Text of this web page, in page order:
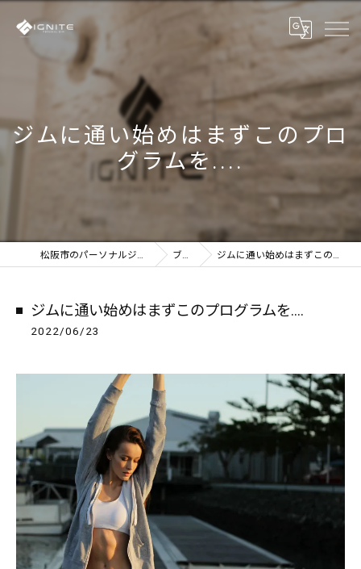
ジムに通い始めはまずこのプロ
グラムを....
松阪市のパーソナルジムならIGNITE ブログ ジムに通い始めはまずこのプログラムを....
ジムに通い始めはまずこのプログラムを....
2022/06/23